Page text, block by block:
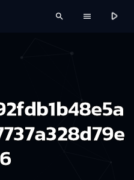
search menu play_arrow